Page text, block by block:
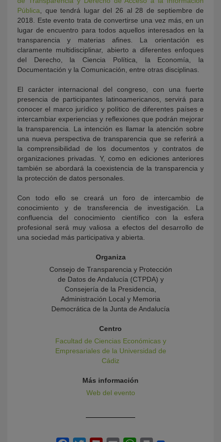
Pública , que tendrá lugar del 26 al 28 de septiembre de
2018. Este evento trata de convertirse una vez más, en un
lugar de encuentro para todos aquellos interesados en la
transparencia y materias afines. La orientación es
claramente multidisciplinar, abierto a diferentes enfoques
del Derecho, la Ciencia Política, la Economía, la
Documentación y la Comunicación, entre otras disciplinas.
El carácter internacional del congreso, con una fuerte
presencia de participantes latinoamericanos, servirá para
conocer el marco jurídico y político de diferentes países e
intercambiar experiencias y reflexiones que podrán mejorar
la transparencia. La intención es llamar la atención sobre
una nueva perspectiva de transparencia que se referirá a
la comprensibilidad de los documentos y contratos de
organizaciones privadas. Y, como en ediciones anteriores
también se abordará la coexistencia de la transparencia y
la protección de datos personales.
Con todo ello se creará un foro de intercambio de
conocimiento y de transferencia de investigación. La
confluencia del conocimiento científico con la esfera
profesional será muy valiosa a efectos del desarrollo de
una sociedad más participativa y abierta.
Organiza
Consejo de Transparencia y Protección
de Datos de Andalucía (CTPDA) y
Consejería de la Presidencia,
Administración Local y Memoria
Democrática de la Junta de Andalucía
Centro
Facultad de Ciencias Económicas y
Empresariales de la Universidad de
Cádiz
Más información
Web del evento